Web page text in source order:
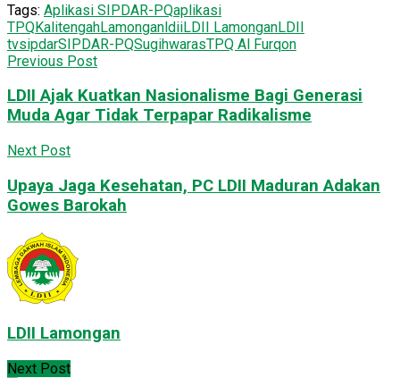
Tags: Aplikasi SIPDAR-PQaplikasi
TPQKalitengahLamonganldiiLDII LamonganLDII
tvsipdarSIPDAR-PQSugihwarasTPQ Al Furqon
Previous Post
LDII Ajak Kuatkan Nasionalisme Bagi Generasi
Muda Agar Tidak Terpapar Radikalisme
Next Post
Upaya Jaga Kesehatan, PC LDII Maduran Adakan
Gowes Barokah
LDII Lamongan
Next Post